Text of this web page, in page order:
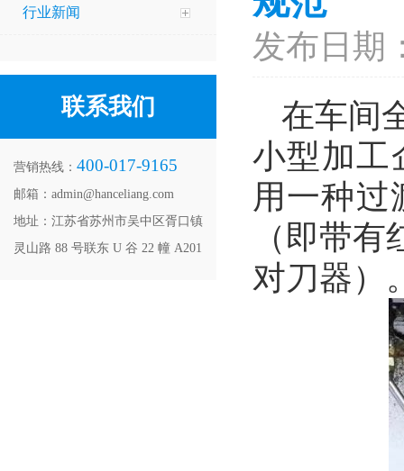
行业新闻
联系我们
营销热线： 400-017-9165
邮箱：admin@hanceliang.com
地址：江苏省苏州市吴中区胥口镇
灵山路 88 号联东 U 谷 22 幢 A201
发布日期
在车间
小型加工
用一种
（即带
对刀器）